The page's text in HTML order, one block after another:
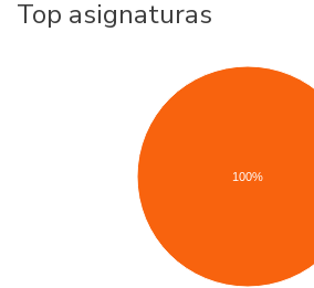
Top asignaturas
100%